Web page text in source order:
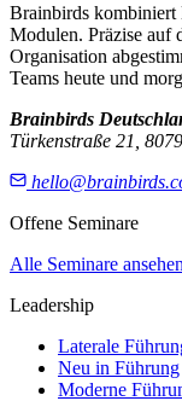
Brainbirds kombiniert
Modulen. Präzise auf
Organisation
Teams heute und
Brainbirds
Türkenstraße 21,
Offene Seminare
Alle Seminare ansehen
Leadership
Laterale
Neu in Führung
Moderne